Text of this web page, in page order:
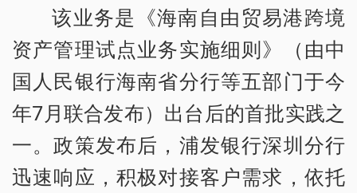
该业务是《海南自由贸易港跨境
资产管理试点业务实施细则》（由中
国人民银行海南省分行等五部门于今
年7月联合发布）出台后的首批实践之
一。政策发布后，浦发银行深圳分行
迅速响应，积极对接客户需求，依托